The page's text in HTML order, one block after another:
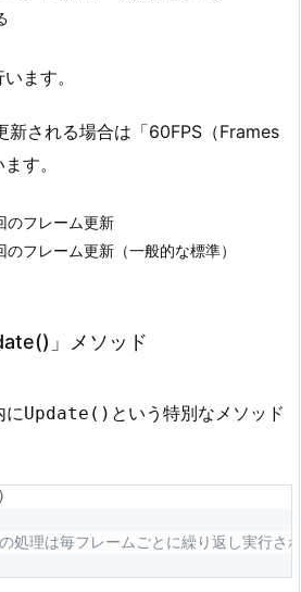
ます。
新される場合は「60FPS（Frames
す。
のフレーム更新
フレーム更新（一般的な標準）
」メソッド
にUpdate() という特別なメソッド
)
処理は毎フレームごとに繰り返し実行さ